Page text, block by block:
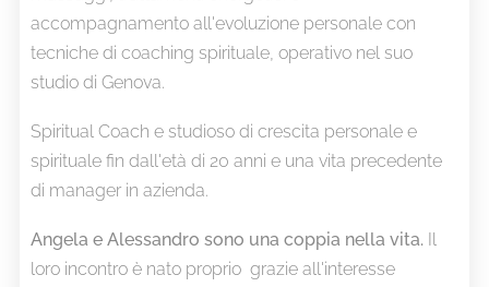
accompagnamento all'evoluzione personale con
tecniche di coaching spirituale, operativo nel suo
studio di Genova.
Spiritual Coach e studioso di crescita personale e
spirituale fin dall'età di 20 anni e una vita precedente
di manager in azienda.
Angela e Alessandro sono una coppia nella vita. Il
loro incontro è nato proprio grazie all'interesse